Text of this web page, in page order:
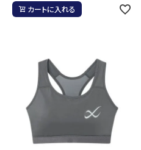
カートに入れる